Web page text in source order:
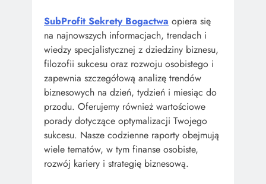
SubProfit Sekrety Bogactwa opiera się
na najnowszych informacjach, trendach i
wiedzy specjalistycznej z dziedziny biznesu,
filozofii sukcesu oraz rozwoju osobistego i
zapewnia szczegółową analizę trendów
biznesowych na dzień, tydzień i miesiąc do
przodu. Oferujemy również wartościowe
porady dotyczące optymalizacji Twojego
sukcesu. Nasze codzienne raporty obejmują
wiele tematów, w tym finanse osobiste,
rozwój kariery i strategię biznesową.